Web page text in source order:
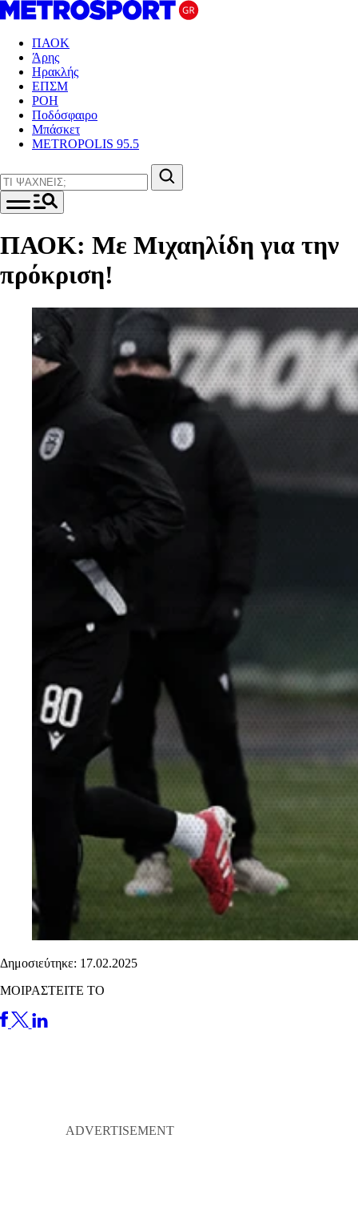
ΠΑΟΚ
Άρης
Ηρακλής
ΕΠΣΜ
ΡΟΗ
Ποδόσφαιρο
Μπάσκετ
METROPOLIS 95.5
ΠΑΟΚ: Με Μιχαηλίδη για την
πρόκριση!
Δημοσιεύτηκε: 17.02.2025
ΜΟΙΡΑΣΤΕΙΤΕ ΤΟ